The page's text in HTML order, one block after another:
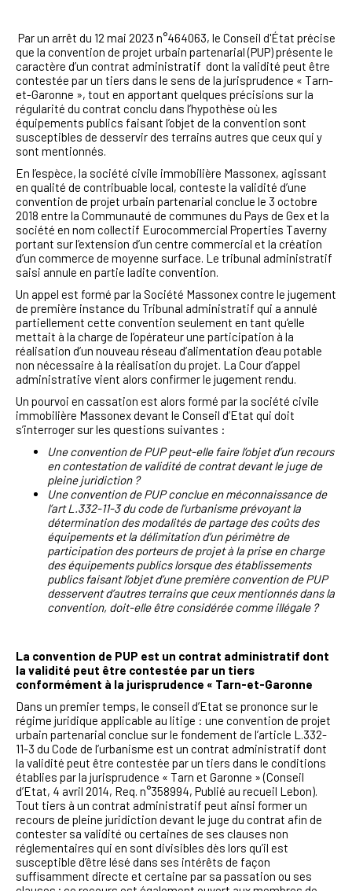
Par un arrêt du 12 mai 2023 n°464063, le Conseil d'État précise
que la convention de projet urbain partenarial (PUP) présente le
caractère d’un contrat administratif dont la validité peut être
contestée par un tiers dans le sens de la jurisprudence « Tarn-
et-Garonne », tout en apportant quelques précisions sur la
régularité du contrat conclu dans l’hypothèse où les
équipements publics faisant l’objet de la convention sont
susceptibles de desservir des terrains autres que ceux qui y
sont mentionnés.
En l’espèce, la société civile immobilière Massonex, agissant
en qualité de contribuable local, conteste la validité d’une
convention de projet urbain partenarial conclue le 3 octobre
2018 entre la Communauté de communes du Pays de Gex et la
société en nom collectif Eurocommercial Properties Taverny
portant sur l’extension d’un centre commercial et la création
d’un commerce de moyenne surface. Le tribunal administratif
saisi annule en partie ladite convention.
Un appel est formé par la Société Massonex contre le jugement
de première instance du Tribunal administratif qui a annulé
partiellement cette convention seulement en tant qu’elle
mettait à la charge de l’opérateur une participation à la
réalisation d’un nouveau réseau d’alimentation d’eau potable
non nécessaire à la réalisation du projet. La Cour d’appel
administrative vient alors confirmer le jugement rendu.
Un pourvoi en cassation est alors formé par la société civile
immobilière Massonex devant le Conseil d’Etat qui doit
s’interroger sur les questions suivantes :
Une convention de PUP peut-elle faire l’objet d’un recours
en contestation de validité de contrat devant le juge de
pleine juridiction ?
Une convention de PUP conclue en méconnaissance de
l’art L.332-11-3 du code de l’urbanisme prévoyant la
détermination des modalités de partage des coûts des
équipements et la délimitation d’un périmètre de
participation des porteurs de projet à la prise en charge
des équipements publics lorsque des établissements
publics faisant l’objet d’une première convention de PUP
desservent d’autres terrains que ceux mentionnés dans la
convention, doit-elle être considérée comme illégale ?
La convention de PUP est un contrat administratif dont
la validité peut être contestée par un tiers
conformément à la jurisprudence « Tarn-et-Garonne
Dans un premier temps, le conseil d’Etat se prononce sur le
régime juridique applicable au litige : une convention de projet
urbain partenarial conclue sur le fondement de l’article L.332-
11-3 du Code de l’urbanisme est un contrat administratif dont
la validité peut être contestée par un tiers dans le conditions
établies par la jurisprudence « Tarn et Garonne » (Conseil
d’Etat, 4 avril 2014, Req. n°358994, Publié au recueil Lebon).
Tout tiers à un contrat administratif peut ainsi former un
recours de pleine juridiction devant le juge du contrat afin de
contester sa validité ou certaines de ses clauses non
réglementaires qui en sont divisibles dès lors qu’il est
susceptible d’être lésé dans ses intérêts de façon
suffisamment directe et certaine par sa passation ou ses